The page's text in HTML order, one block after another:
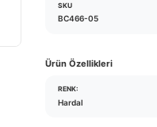
SKU
BC466-05
Ürün Özellikleri
RENK:
Hardal